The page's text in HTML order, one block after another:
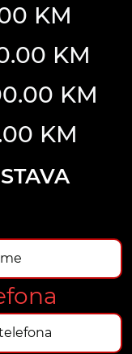
KM
KM
KM
KM